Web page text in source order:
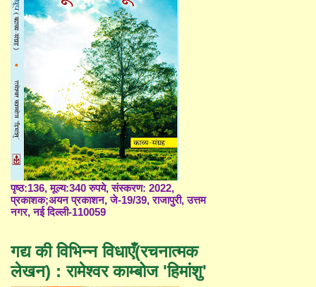
पृष्ठ:136, मूल्य:340 रुपये, संस्करण: 2022,
प्रकाशक;अयन प्रकाशन, जे-19/39, राजापुरी, उत्तम
नगर, नई दिल्ली-110059
गद्य की विभिन्न विधाएँ(रचनात्मक
लेखन) : रामेश्वर काम्बोज 'हिमांशु'